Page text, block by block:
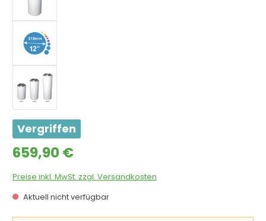
Vergriffen
Regulärer Preis:
659,90 €
Preise inkl. MwSt. zzgl. Versandkosten
Aktuell nicht verfügbar